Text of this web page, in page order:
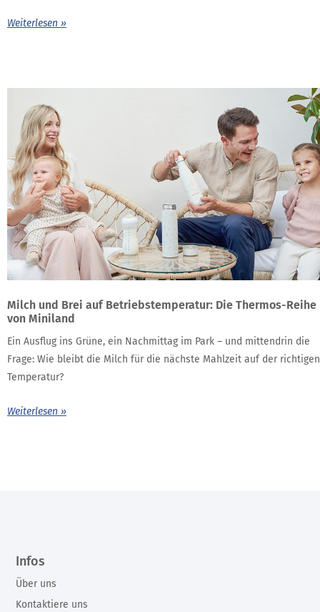
Weiterlesen »
Milch und Brei auf Betriebstemperatur: Die Thermos-Reihe
von Miniland
Ein Ausflug ins Grüne, ein Nachmittag im Park – und mittendrin die
Frage: Wie bleibt die Milch für die nächste Mahlzeit auf der richtigen
Temperatur?
Weiterlesen »
Infos
Über uns
Kontaktiere uns